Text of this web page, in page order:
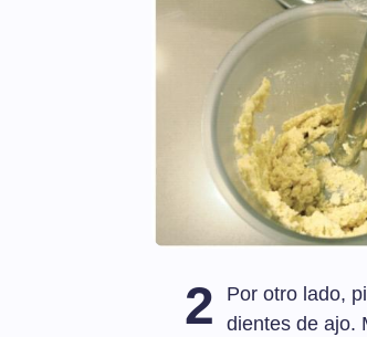
2
Por otro lado,
dientes de ajo.